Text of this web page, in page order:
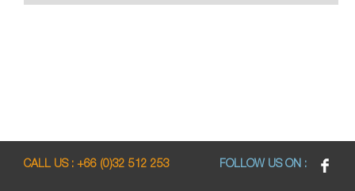
CALL US : +66 (0)32 512 253 FOLLOW US ON :